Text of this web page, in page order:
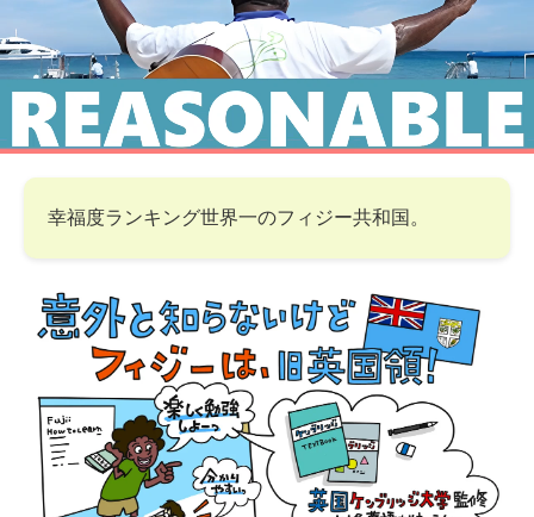
幸福度ランキング世界一のフィジー共和国。